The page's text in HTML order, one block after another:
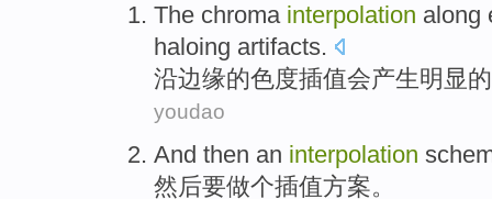
The chroma interpolation along
haloing artifacts.
沿边缘的色度插值会产生明显的
youdao
And then an interpolation
然后要做个插值方案。